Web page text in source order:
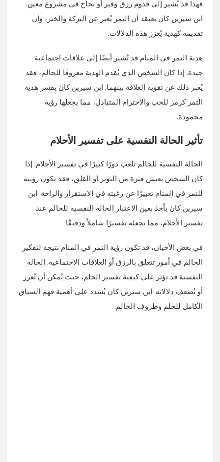
فهذا قد يُشير إلى قدوم رزق وفير أو نجاح في مشروع معين.
ابن سيرين كان يعتقد أن التمر يُعبر عن البركة والخير، وأن
تقديمه كهدية يُعزز هذه الدلالات.
هدية التمر في المنام قد تُشير أيضًا إلى علاقات اجتماعية
جيدة. إذا كان الشخص الذي يُقدم الهدية معروفًا للحالم، فقد
يُعبر ذلك عن تقوية العلاقة بينهما. ابن سيرين كان يفسر هدية
التمر كرمز للحب والاحترام المتبادل، مما يجعلها رؤية
محمودة.
تأثير الحالة النفسية على تفسير الأحلام
الحالة النفسية للحالم تلعب دورًا كبيرًا في تفسير الأحلام. إذا
كان الشخص يعيش فترة من التوتر أو القلق، فقد تكون رؤيته
للتمر في المنام تعبيرًا عن رغبته في الاستقرار والراحة. ابن
سيرين كان يأخذ بعين الاعتبار الحالة النفسية للحالم عند
تفسير الأحلام، مما يجعله تفسيرًا شاملاً ودقيقًا.
في بعض الأحيان، قد تكون رؤية التمر في المنام نتيجة لتفكير
الحالم في أمور تتعلق بالرزق أو العلاقات الاجتماعية. الحالة
النفسية قد تؤثر على كيفية تفسير الحلم، حيث يُمكن أن تُعزز
أو تُضعف دلالاته. ابن سيرين كان يُشدد على أهمية فهم السياق
الكامل للحلم وظروف الحالم.